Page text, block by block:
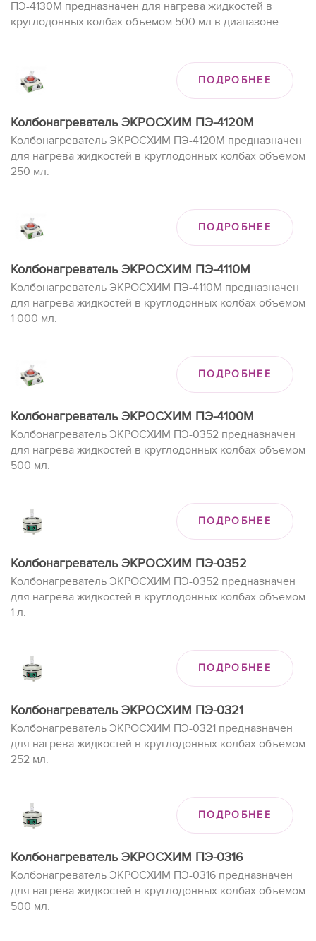
ПЭ-4130М предназначен для нагрева жидкостей в
круглодонных колбах объемом 500 мл в диапазоне
ПОДРОБНЕЕ
Колбонагреватель ЭКРОСХИМ ПЭ-4120М
Колбонагреватель ЭКРОСХИМ ПЭ-4120М предназначен
для нагрева жидкостей в круглодонных колбах объемом
250 мл.
ПОДРОБНЕЕ
Колбонагреватель ЭКРОСХИМ ПЭ-4110М
Колбонагреватель ЭКРОСХИМ ПЭ-4110М предназначен
для нагрева жидкостей в круглодонных колбах объемом
1 000 мл.
ПОДРОБНЕЕ
Колбонагреватель ЭКРОСХИМ ПЭ-4100М
Колбонагреватель ЭКРОСХИМ ПЭ-0352 предназначен
для нагрева жидкостей в круглодонных колбах объемом
500 мл.
ПОДРОБНЕЕ
Колбонагреватель ЭКРОСХИМ ПЭ-0352
Колбонагреватель ЭКРОСХИМ ПЭ-0352 предназначен
для нагрева жидкостей в круглодонных колбах объемом
1 л.
ПОДРОБНЕЕ
Колбонагреватель ЭКРОСХИМ ПЭ-0321
Колбонагреватель ЭКРОСХИМ ПЭ-0321 предназначен
для нагрева жидкостей в круглодонных колбах объемом
252 мл.
ПОДРОБНЕЕ
Колбонагреватель ЭКРОСХИМ ПЭ-0316
Колбонагреватель ЭКРОСХИМ ПЭ-0316 предназначен
для нагрева жидкостей в круглодонных колбах объемом
500 мл.